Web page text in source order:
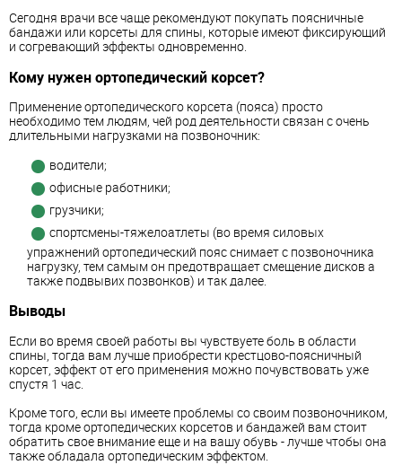
Сегодня врачи все чаще рекомендуют покупать поясничные
бандажи или корсеты для спины, которые имеют фиксирующий
и согревающий эффекты одновременно.
Кому нужен ортопедический корсет?
Применение ортопедического корсета (пояса) просто
необходимо тем людям, чей род деятельности связан с очень
длительными нагрузками на позвоночник:
водители;
офисные работники;
грузчики;
спортсмены-тяжелоатлеты (во время силовых
упражнений ортопедический пояс снимает с позвоночника
нагрузку, тем самым он предотвращает смещение дисков а
также подвывих позвонков) и так далее.
Выводы
Если во время своей работы вы чувствуете боль в области
спины, тогда вам лучше приобрести крестцово-поясничный
корсет, эффект от его применения можно почувствовать уже
спустя 1 час.
Кроме того, если вы имеете проблемы со своим позвоночником,
тогда кроме ортопедических корсетов и бандажей вам стоит
обратить свое внимание еще и на вашу обувь - лучше чтобы она
также обладала ортопедическим эффектом.